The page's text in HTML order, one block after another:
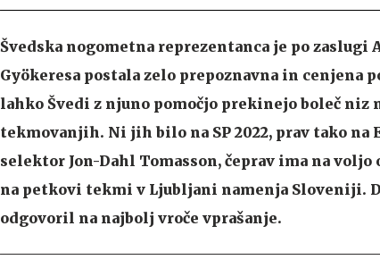
Švedska nogometna reprezentanca je po
Gyökeresa postala zelo prepoznavna in cenjena
lahko Švedi z njuno pomočjo prekinejo boleč
tekmovanjih. Ni jih bilo na SP 2022, prav tako na
selektor Jon-Dahl Tomasson, čeprav ima na
na petkovi tekmi v Ljubljani namenja Sloveniji.
odgovoril na najbolj vroče vprašanje.